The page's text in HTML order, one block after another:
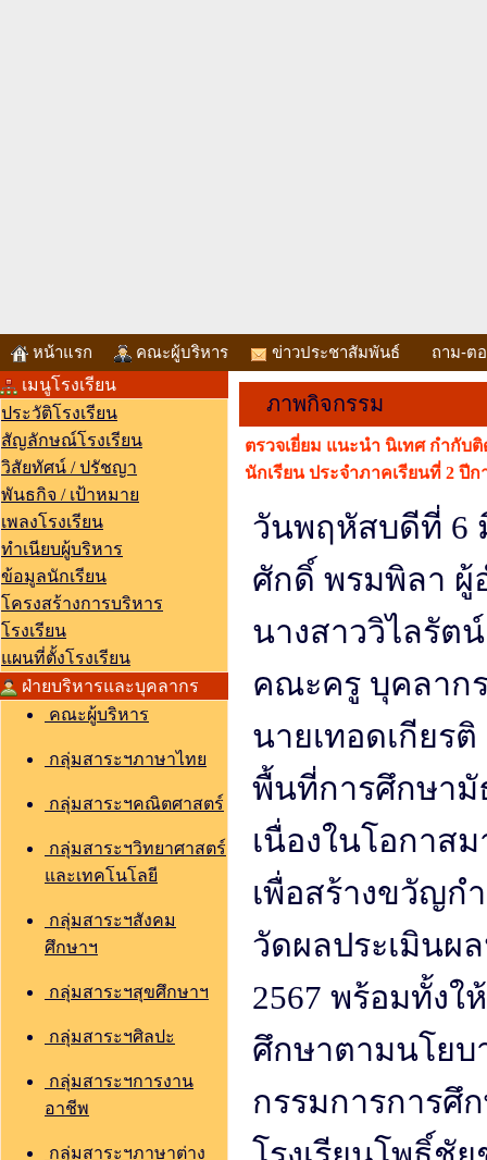
หน้าแรก คณะผู้บริหาร ข่าวประชาสัมพันธ์
ถาม-ต
เมนูโรงเรียน
ประวัติโรงเรียน
สัญลักษณ์โรงเรียน
วิสัยทัศน์ / ปรัชญา
พันธกิจ / เป้าหมาย
เพลงโรงเรียน
ทำเนียบผู้บริหาร
ข้อมูลนักเรียน
โครงสร้างการบริหาร
โรงเรียน
แผนที่ตั้งโรงเรียน
ฝ่ายบริหารและบุคลากร
คณะผู้บริหาร
กลุ่มสาระฯภาษาไทย
กลุ่มสาระฯคณิตศาสตร์
กลุ่มสาระฯวิทยาศาสตร์
และเทคโนโลยี
กลุ่มสาระฯสังคม
ศึกษาฯ
กลุ่มสาระฯสุขศึกษาฯ
กลุ่มสาระฯศิลปะ
กลุ่มสาระฯการงาน
อาชีพ
กลุ่มสาระฯภาษาต่าง
ภาพกิจกรรม
ตรวจเยี่ยม แนะนำ นิเทศ กำกั
นักเรียน ประจำภาคเรียนที่ 2 ปีก
วันพฤหัสบดีที่ 6
ศักดิ์ พรมพิลา ผู้
นางสาววิไลรัต
คณะครู บุคลาก
นายเทอดเกียร
พื้นที่การศึกษามั
เนื่องในโอกาส
เพื่อสร้างขวัญก
วัดผลประเมินผ
2567 พร้อมทั้ง
ศึกษาตามนโย
กรรมการการ